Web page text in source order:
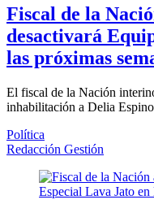
Fiscal de la
desactivará
las próximas
El fiscal de la Nación
inhabilitación a Delia
Política
Redacción Gestión